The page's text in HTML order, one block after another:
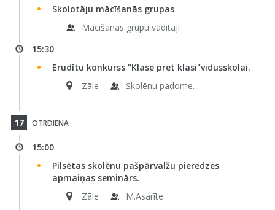
Skolotāju mācīšanās grupas
Mācīšanās grupu vadītāji
15:30
Erudītu konkurss "Klase pret klasi"vidusskolai.
Zāle
Skolēnu padome.
17 OTRDIENA
15:00
Pilsētas skolēnu pašpārvalžu pieredzes
apmaiņas seminārs.
Zāle
M.Asarīte